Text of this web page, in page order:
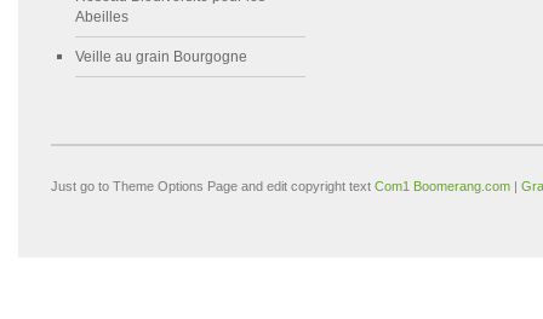
Abeilles
Veille au grain Bourgogne
Just go to Theme Options Page and edit copyright text Com1 Boomerang.com |